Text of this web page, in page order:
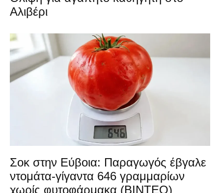
Αλιβέρι
Σοκ στην Εύβοια: Παραγωγός έβγαλε
ντομάτα-γίγαντα 646 γραμμαρίων
χωρίς φυτοφάρμακα (ΒΙΝΤΕΟ)